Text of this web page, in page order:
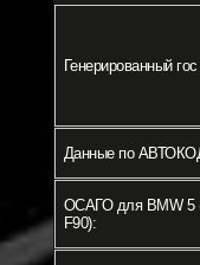
Генерированный
Данные по
ОСАГО для BMW 5
F90):